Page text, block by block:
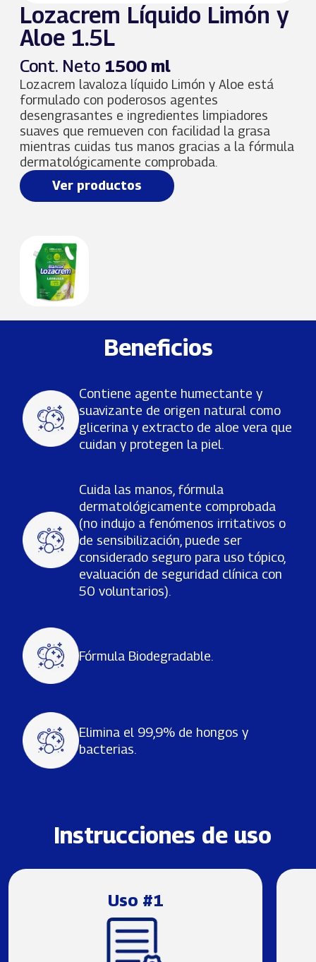
Lozacrem Líquido Limón y
Aloe 1.5L
Cont. Neto 1500 ml
Lozacrem lavaloza líquido Limón y Aloe está
formulado con poderosos agentes
desengrasantes e ingredientes limpiadores
suaves que remueven con facilidad la grasa
mientras cuidas tus manos gracias a la fórmula
dermatológicamente comprobada.
Ver productos
Beneficios
Contiene agente humectante y
suavizante de origen natural como
glicerina y extracto de aloe vera que
cuidan y protegen la piel.
Cuida las manos, fórmula
dermatológicamente comprobada
(no indujo a fenómenos irritativos o
de sensibilización, puede ser
considerado seguro para uso tópico,
evaluación de seguridad clínica con
50 voluntarios).
Fórmula Biodegradable.
Elimina el 99,9% de hongos y
bacterias.
Instrucciones de uso
Uso #1